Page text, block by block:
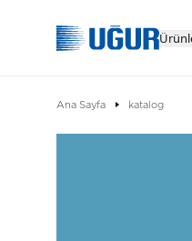
Ana Sayfa katalog